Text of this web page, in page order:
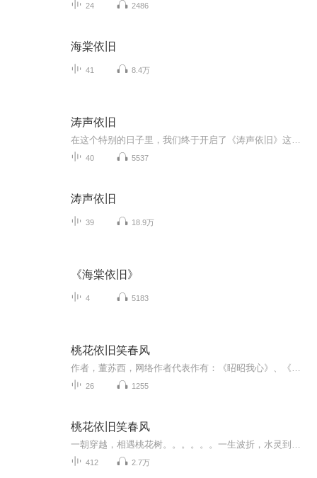
24 2486
海棠依旧
41 8.4万
涛声依旧
40 5537
涛声依旧
39 18.9万
《海棠依旧》
4 5183
桃花依旧笑春风
26 1255
桃花依旧笑春风
412 2.7万